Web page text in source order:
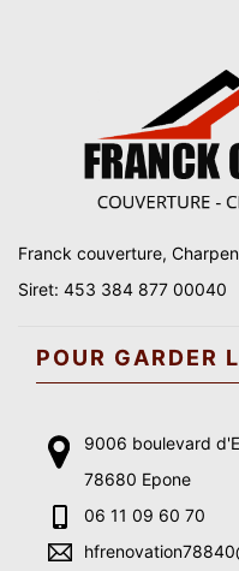
Franck couverture,
Siret: 453 384 877 00040
POUR GARDER
9006 boulevard
78680 Epone
06 11 09 60 70